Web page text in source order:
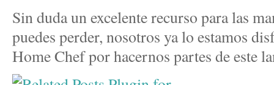
Sin duda un excelente recurso para las
puedes perder, nosotros ya lo estamos
Home Chef por hacernos partes de este